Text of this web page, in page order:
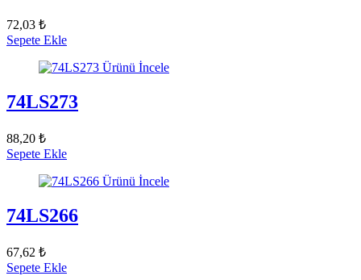
72,03 ₺
Sepete Ekle
Ürünü İncele
74LS273
88,20 ₺
Sepete Ekle
Ürünü İncele
74LS266
67,62 ₺
Sepete Ekle